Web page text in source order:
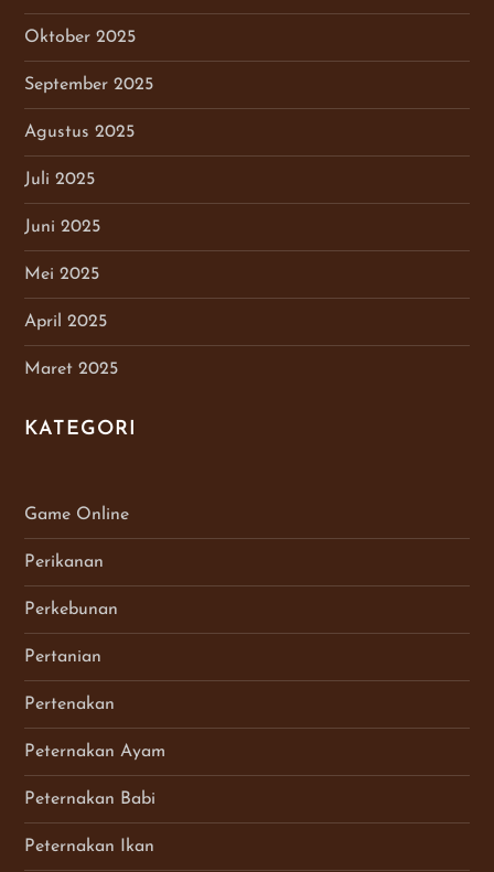
Oktober 2025
September 2025
Agustus 2025
Juli 2025
Juni 2025
Mei 2025
April 2025
Maret 2025
KATEGORI
Game Online
Perikanan
Perkebunan
Pertanian
Pertenakan
Peternakan Ayam
Peternakan Babi
Peternakan Ikan